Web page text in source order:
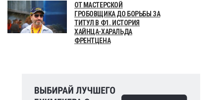
ОТ МАСТЕРСКОЙ
ГРОБОВЩИКА ДО БОРЬБЫ ЗА
ТИТУЛ В Ф1. ИСТОРИЯ
ХАЙНЦА-ХАРАЛЬДА
ФРЕНТЦЕНА